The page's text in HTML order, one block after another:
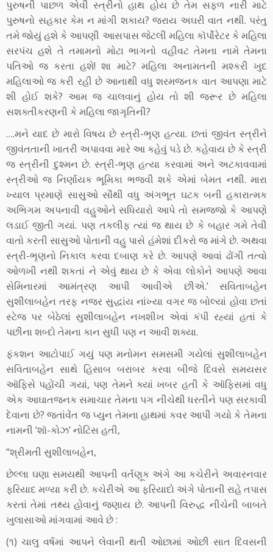
પુરુષની પાછળ એવી સ્ત્રીનો હાથ હોય છે તેમ સફળ નારી માટે
પુરુષનો સહકાર કેમ ન માંગી શકાય? જરાય અઘરી વાત નથી. પરંતુ
તમે જોયું હશે કે આપણી આસપાસ જેટલી મહિલા કૉર્પોરેટર કે મહિલા
સરપંચ હશે તે તમામનો મોટા ભાગનો વહીવટ તેમના નામે તેમના
પતિઓ જ કરતા હશે! શા માટે? મહિલા અનામતની મશ્કરી ખુદ
મહિલાઓ જ કરી રહી છે આનાથી વધુ શરમજનક વાત આપણા માટે
શી હોઈ શકે? આમ જ ચાલવાનું હોય તો શી જરૂર છે મહિલા
સશક્તીકરણની કે મહિલા જાગૃતિની?
….મને યાદ છે મારો વિષય છે સ્ત્રી-ભૃણ હત્યા. છતાં જીવંત સ્ત્રીને
જીવંતતાની ખાતરી અપાવવા મારે આ કહેવું પડે છે. કહેવાય છે કે સ્ત્રી
જ સ્ત્રીની દુશ્મન છે. સ્ત્રી-ભૃણ હત્યા કરવામાં અને અટકાવવામાં
સ્ત્રીઓ જ નિર્ણાયક ભૂમિકા ભજવી શકે એમાં બેમત નથી. મારા
ખ્યાલ પ્રમાણે સાસુઓ સૌથી વધુ અંગભૂત ઘટક બની હકારાત્મક
અભિગમ અપનાવી વહુઓને સધિયારો આપે તો સમજજો કે આપણે
લડાઈ જીતી ગયાં. પણ તકલીફ ત્યાં જ થાય છે કે બહાર ગમે તેવી
વાતો કરતી સાસુઓ પોતાની વહુ પાસે હંમેશાં દીકરો જ માંગે છે. અથવા
સ્ત્રી-ભૃણનો નિકાલ કરવા દબાણ કરે છે. આપણે આવાં ઢોંગી તત્વો
ઓળખી નથી શકતાં ને એવું થાય છે કે એવા લોકોને આપણે આવા
સેમિનારમાં આમંત્રણ આપી આવીએ છીએ.’ સવિતાબહેન
સુશીલાબહેન તરફ નજર સુદ્ધાંય નાંખ્યા વગર જ બોલ્યાં હોવા છતાં
સ્ટેજ પર બેઠેલાં સુશીલાબહેન નખશીખ એવાં કંપી રહ્યાં હતાં કે
પછીના શબ્દો તેમના કાન સુધી પણ ન આવી શક્યા.
ફંકશન આટોપાઈ ગયું પણ મનોમન સમસમી ગયેલાં સુશીલાબહેન
સવિતાબહેન સાથે હિસાબ બરાબર કરવા બીજે દિવસે સમયસર
ઑફિસે પહોંચી ગયાં, પણ તેમને ક્યાં ખબર હતી કે ઑફિસમાં વધુ
એક આઘાતજનક સમાચાર તેમના પગ નીચેથી ધરતીને પણ સરકાવી
દેવાના છે? જતાંવેંત જ પ્યુન તેમના હાથમાં કવર આપી ગયો કે તેમના
નામની ‘શૉ-કોઝ’ નોટિસ હતી,
“શ્રીમતી સુશીલાબહેન,
છેલ્લા ઘણા સમયથી આપની વર્તણૂક અંગે આ કચેરીને અવારનવાર
ફરિયાદ મળ્યા કરી છે. કચેરીએ આ ફરિયાદો અંગે પોતાની રાહે તપાસ
કરતાં તેમાં તથ્ય હોવાનું જણાય છે. આપની વિરુદ્ધ નીચેની બાબતે
ખુલાસાઓ માંગવામાં આવે છે :
(૧) ચાલુ વર્ષમાં આપને લેવાની થતી ઓછામાં ઓછી સાત દિવસની